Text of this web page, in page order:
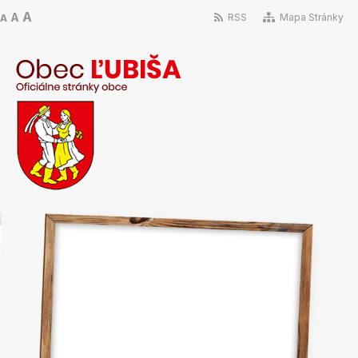
A A A RSS Mapa Stránky